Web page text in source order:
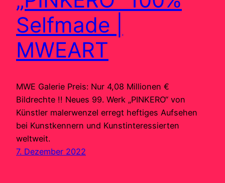
Selfmade |
MWEART
MWE Galerie Preis: Nur 4,08 Millionen €
Bildrechte !! Neues 99. Werk „PINKERO“ von
Künstler malerwenzel erregt heftiges Aufsehen
bei Kunstkennern und Kunstinteressierten
weltweit.
7. Dezember 2022